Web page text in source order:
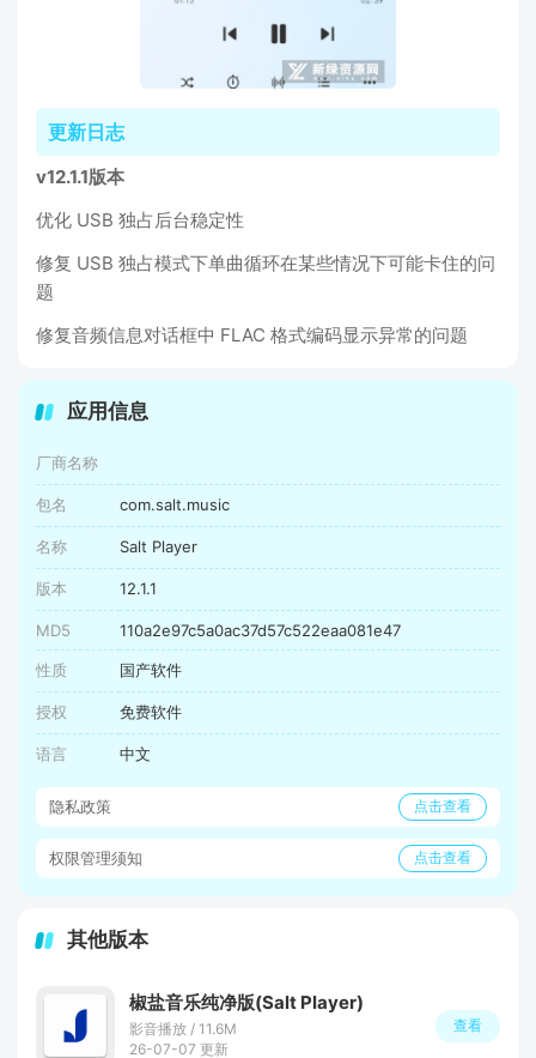
更新日志
v12.1.1版本
优化 USB 独占后台稳定性
修复 USB 独占模式下单曲循环在某些情况下可能卡住的问
题
修复音频信息对话框中 FLAC 格式编码显示异常的问题
应用信息
厂商名称
包名 com.salt.music
名称 Salt Player
版本 12.1.1
MD5 110a2e97c5a0ac37d57c522eaa081e47
性质 国产软件
授权 免费软件
语言 中文
隐私政策 点击查看
权限管理须知 点击查看
其他版本
椒盐音乐纯净版(Salt Player)
影音播放 / 11.6M
26-07-07 更新
查看